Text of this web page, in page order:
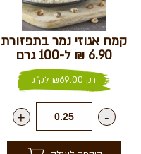
קמח אגוזי נמר בתפזורת
6.90 ₪ ל-100 גרם
רק ₪69.00 לק"ג
-
+